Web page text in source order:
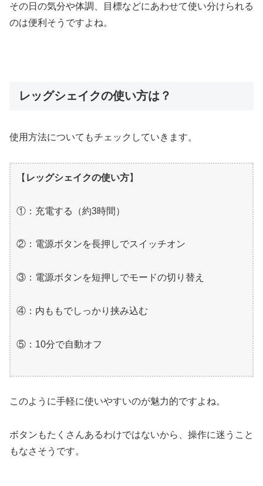
その日の気分や体調、目標などにあわせて使い分けられる
のは便利そうですよね。
レッグシェイクの使い方は？
使用方法についてもチェックしていきます。
【 レッグシェイクの使い方】
①：充電する（約3時間）
②：電源ボタンを長押しでスイッチオン
③：電源ボタンを短押しでモードの切り替え
④：内ももでしっかり挟み込む
⑤：10分で自動オフ
このように手軽に使いやすいのが魅力的ですよね。
ボタンもたくさんあるわけではないから、操作に迷うこと
もなさそうです。